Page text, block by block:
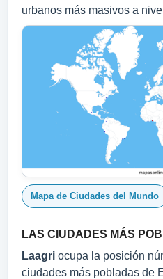
urbanos más masivos a
Mapa de Ciudades del Mundo
LAS CIUDADES MÁS
Laagri ocupa la posición
ciudades más pobladas de